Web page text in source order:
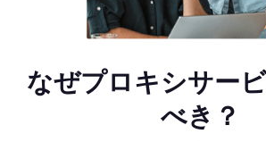
なぜプロキシサー
べき？